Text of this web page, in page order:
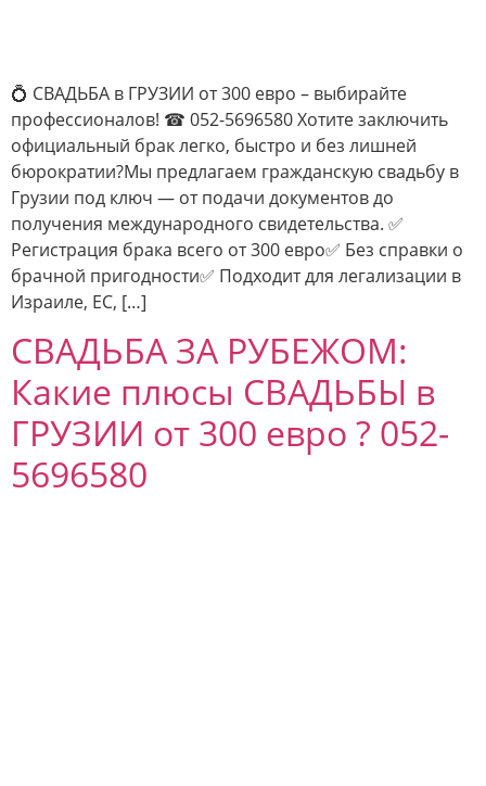
💍 СВАДЬБА в ГРУЗИИ от 300 евро – выбирайте
профессионалов! ☎ 052-5696580 Хотите заключить
официальный брак легко, быстро и без лишней
бюрократии?Мы предлагаем гражданскую свадьбу в
Грузии под ключ — от подачи документов до
получения международного свидетельства. ✅
Регистрация брака всего от 300 евро✅ Без справки о
брачной пригодности✅ Подходит для легализации в
Израиле, ЕС, […]
СВАДЬБА ЗА РУБЕЖОМ:
Какие плюсы СВАДЬБЫ в
ГРУЗИИ от 300 евро ? 052-
5696580